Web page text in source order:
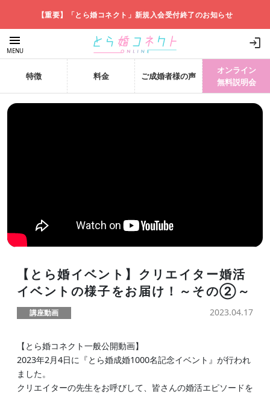
【重要】「とら婚コネクト」新規入会受付終了のお知らせ
menu
MENU login
特徴 料金 ご成婚者様の声
オンライン
無料説明会
【とら婚イベント】クリエイター婚活
イベントの様子をお届け！～その②～
講座動画 2023.04.17
【とら婚コネクト一般公開動画】
2023年2月4日に『とら婚成婚1000名記念イベント』が行われ
ました。
クリエイターの先生をお呼びして、皆さんの婚活エピソードを